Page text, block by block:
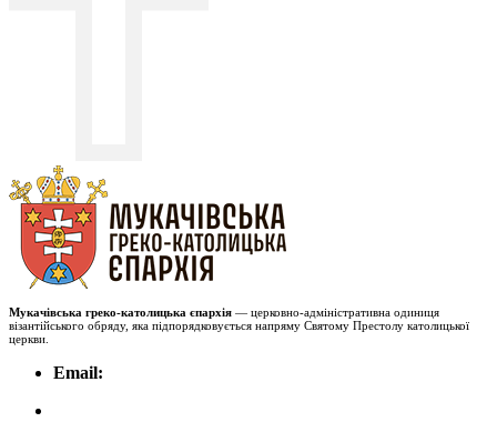
Мукачівська греко-католицька єпархія — церковно-адміністративна одиниця
візантійського обряду, яка підпорядковується напряму Святому Престолу католицької
церкви.
Email: